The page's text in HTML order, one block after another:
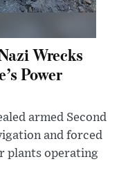
Wrecks
Power
armed Second
and forced
plants operating